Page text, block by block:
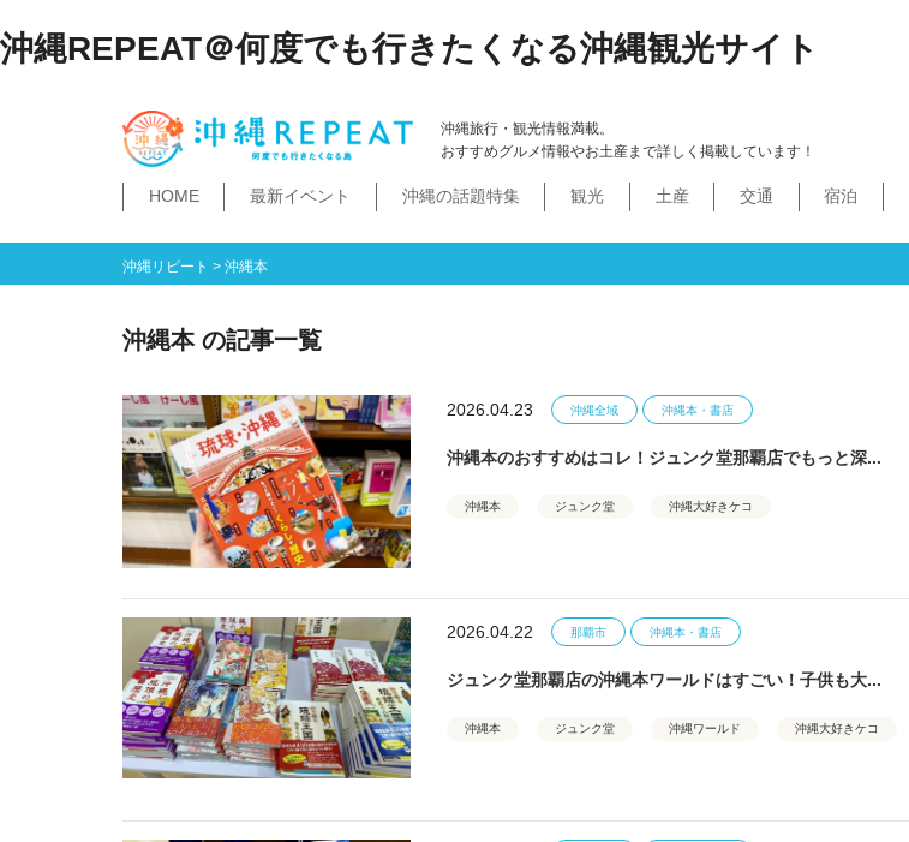
沖縄REPEAT＠何度でも行きたくなる沖縄観光サイト
沖縄旅行・観光情報満載。
おすすめグルメ情報やお土産まで詳しく掲載しています！
HOME 最新イベント 沖縄の話題特集
観光
土産
交通
空港
飛行機
LCC
宿泊
石垣島
八重山諸島
沖縄リピート > 沖縄本
沖縄本 の記事一覧
2026.04.23 沖縄全域 沖縄本・書店
沖縄本のおすすめはコレ！ジュンク堂那覇店でもっと深...
沖縄本 ジュンク堂 沖縄大好きケコ
2026.04.22 那覇市 沖縄本・書店
ジュンク堂那覇店の沖縄本ワールドはすごい！子供も大...
沖縄本 ジュンク堂 沖縄ワールド 沖縄大好きケコ